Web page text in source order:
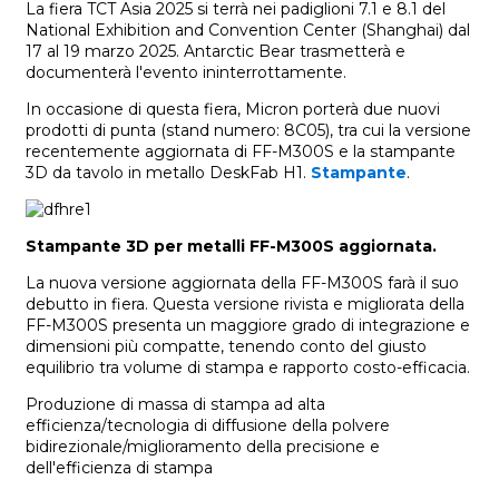
La fiera TCT Asia 2025 si terrà nei padiglioni 7.1 e 8.1 del
National Exhibition and Convention Center (Shanghai) dal
17 al 19 marzo 2025. Antarctic Bear trasmetterà e
documenterà l'evento ininterrottamente.
In occasione di questa fiera, Micron porterà due nuovi
prodotti di punta (stand numero: 8C05), tra cui la versione
recentemente aggiornata di FF-M300S e la stampante
3D da tavolo in metallo DeskFab H1. Stampante.
Stampante 3D per metalli FF-M300S aggiornata.
La nuova versione aggiornata della FF-M300S farà il suo
debutto in fiera. Questa versione rivista e migliorata della
FF-M300S presenta un maggiore grado di integrazione e
dimensioni più compatte, tenendo conto del giusto
equilibrio tra volume di stampa e rapporto costo-efficacia.
Produzione di massa di stampa ad alta
efficienza/tecnologia di diffusione della polvere
bidirezionale/miglioramento della precisione e
dell'efficienza di stampa